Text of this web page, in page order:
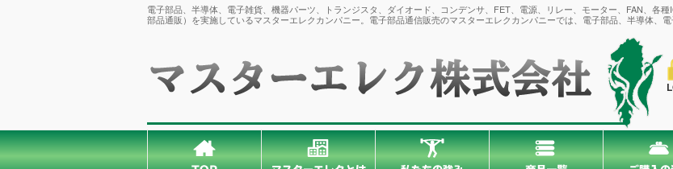
電子部品、半導体、電子雑貨、機器パーツ、トランジスタ、ダイオード、コンデンサ、FET、電源、リレー、モーター、FAN、各
部品通販）を実施しているマスターエレクカンパニー。電子部品通信販売のマスターエレクカンパニーでは、電子部品、半導体、